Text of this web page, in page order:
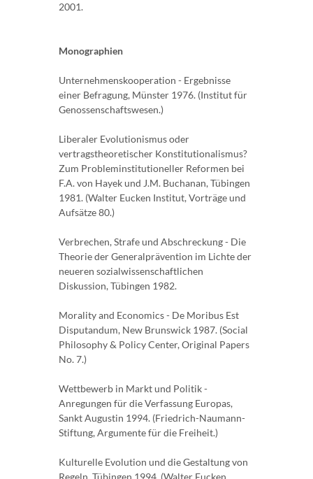
2001.
Monographien
Unternehmenskooperation - Ergebnisse
einer Befragung, Münster 1976. (Institut für
Genossenschaftswesen.)
Liberaler Evolutionismus oder
vertragstheoretischer Konstitutionalismus?
Zum Probleminstitutioneller Reformen bei
F.A. von Hayek und J.M. Buchanan, Tübingen
1981. (Walter Eucken Institut, Vorträge und
Aufsätze 80.)
Verbrechen, Strafe und Abschreckung - Die
Theorie der Generalprävention im Lichte der
neueren sozialwissenschaftlichen
Diskussion, Tübingen 1982.
Morality and Economics - De Moribus Est
Disputandum, New Brunswick 1987. (Social
Philosophy & Policy Center, Original Papers
No. 7.)
Wettbewerb in Markt und Politik -
Anregungen für die Verfassung Europas,
Sankt Augustin 1994. (Friedrich-Naumann-
Stiftung, Argumente für die Freiheit.)
Kulturelle Evolution und die Gestaltung von
Regeln, Tübingen 1994. (Walter Eucken